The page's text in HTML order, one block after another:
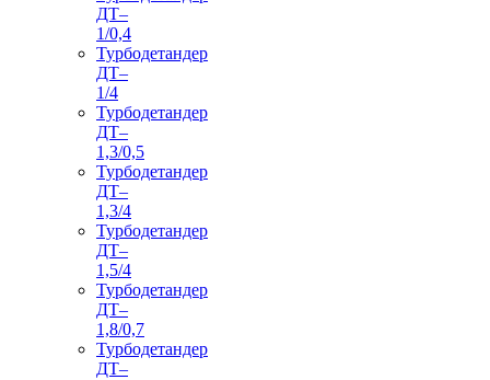
ДТ–
1/0,4
Турбодетандер
ДТ–
1/4
Турбодетандер
ДТ–
1,3/0,5
Турбодетандер
ДТ–
1,3/4
Турбодетандер
ДТ–
1,5/4
Турбодетандер
ДТ–
1,8/0,7
Турбодетандер
ДТ–